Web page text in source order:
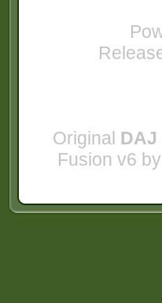
Original DAJ
Fusion v6